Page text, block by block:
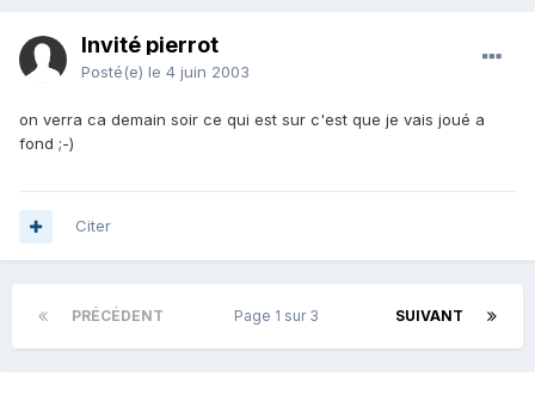
Invité pierrot
Posté(e) le 4 juin 2003
on verra ca demain soir ce qui est sur c'est que je vais joué a
fond ;-)
Citer
PRÉCÉDENT SUIVANT
Page 1 sur 3